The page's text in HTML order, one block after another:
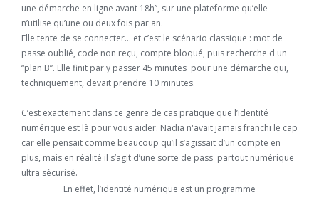
une démarche en ligne avant 18h”, sur une plateforme qu’elle
n’utilise qu’une ou deux fois par an.
Elle tente de se connecter… et c’est le scénario classique : mot de
passe oublié, code non reçu, compte bloqué, puis recherche d'un
“plan B”. Elle finit par y passer 45 minutes pour une démarche qui,
techniquement, devait prendre 10 minutes.
C’est exactement dans ce genre de cas pratique que l’identité
numérique est là pour vous aider. Nadia n'avait jamais franchi le cap
car elle pensait comme beaucoup qu’il s’agissait d’un compte en
plus, mais en réalité il s’agit d’une sorte de pass' partout numérique
ultra sécurisé.
En effet, l’identité numérique est un programme